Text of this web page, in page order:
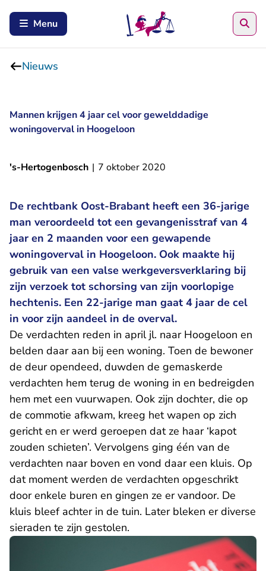
Menu
Nieuws
Mannen krijgen 4 jaar cel voor gewelddadige
woningoverval in Hoogeloon
's-Hertogenbosch | 7 oktober 2020
De rechtbank Oost-Brabant heeft een 36-jarige
man veroordeeld tot een gevangenisstraf van 4
jaar en 2 maanden voor een gewapende
woningoverval in Hoogeloon. Ook maakte hij
gebruik van een valse werkgeversverklaring bij
zijn verzoek tot schorsing van zijn voorlopige
hechtenis. Een 22-jarige man gaat 4 jaar de cel
in voor zijn aandeel in de overval.
De verdachten reden in april jl. naar Hoogeloon en
belden daar aan bij een woning. Toen de bewoner
de deur opendeed, duwden de gemaskerde
verdachten hem terug de woning in en bedreigden
hem met een vuurwapen. Ook zijn dochter, die op
de commotie afkwam, kreeg het wapen op zich
gericht en er werd geroepen dat ze haar ‘kapot
zouden schieten’. Vervolgens ging één van de
verdachten naar boven en vond daar een kluis. Op
dat moment werden de verdachten opgeschrikt
door enkele buren en gingen ze er vandoor. De
kluis bleef achter in de tuin. Later bleken er diverse
sieraden te zijn gestolen.